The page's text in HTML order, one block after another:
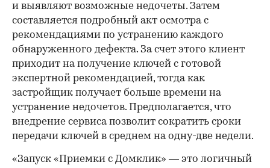
00:00 / 00:00
и выявляют возможные недочеты. Затем
составляется подробный акт осмотра с
рекомендациями по устранению каждого
обнаруженного дефекта. За счет этого клиент
приходит на получение ключей с готовой
экспертной рекомендацией, тогда как
застройщик получает больше времени на
устранение недочетов. Предполагается, что
внедрение сервиса позволит сократить сроки
передачи ключей в среднем на одну-две недели.
«Запуск «Приемки с Домклик» — это логичный